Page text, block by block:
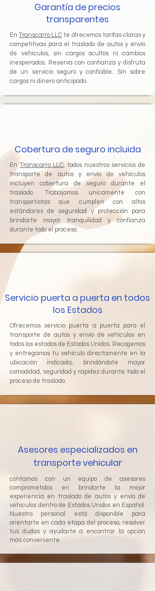
Garantía de precios
transparentes
EnTranscarro LLC te ofrecemos tarifas claras y
competitivas para el traslado de autos y envío
de vehículos, sin cargos ocultos ni cambios
inesperados. Reserva con confianza y disfruta
de un servicio seguro y confiable. Sin sobre
cargos ni dinero anticipado.
Cobertura de seguro incluida
EnTranscarro LLC , todos nuestros servicios de
transporte de autos y envío de vehículos
incluyen cobertura de seguro durante el
traslado. Trabajamos únicamente con
transportistas que cumplen con altos
estándares de seguridad y protección para
brindarte mayor tranquilidad y confianza
durante todo el proceso.
Servicio puerta a puerta en todos
los Estados
Ofrecemos servicio puerta a puerta para el
transporte de autos y envío de vehículos en
todos los estados de Estados Unidos. Recogemos
y entregamos tu vehículo directamente en la
ubicación indicada, brindándote mayor
comodidad, seguridad y rapidez durante todo el
proceso de traslado.
Asesores especializados en
transporte vehicular
contamos con un equipo de asesores
comprometidos en brindarte la mejor
experiencia en traslado de autos y envío de
vehículos dentro de Estados Unidos en Español.
Nuestro personal está disponible para
orientarte en cada etapa del proceso, resolver
tus dudas y ayudarte a encontrar la opción
más conveniente.